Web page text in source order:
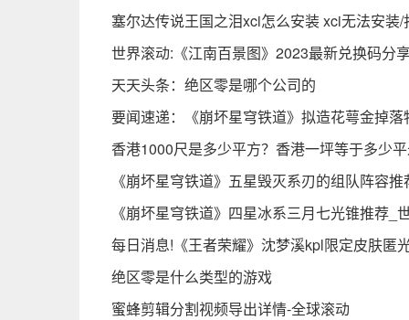
塞尔达传说王国之泪xci怎么安装 xci无法安装
世界滚动:《江南百景图》2023最新兑换码分
天天头条：绝区零是哪个公司的
要闻速递：《崩坏星穹铁道》拟造花萼金掉落
香港1000尺是多少平方？香港一坪等于多少
《崩坏星穹铁道》五星毁灭系刃的组队阵容
《崩坏星穹铁道》四星冰系三月七光锥推荐_
每日消息!《王者荣耀》沈梦溪kpl限定皮肤匿
绝区零是什么类型的游戏
蜜蜂剪辑分割视频导出详情-全球滚动